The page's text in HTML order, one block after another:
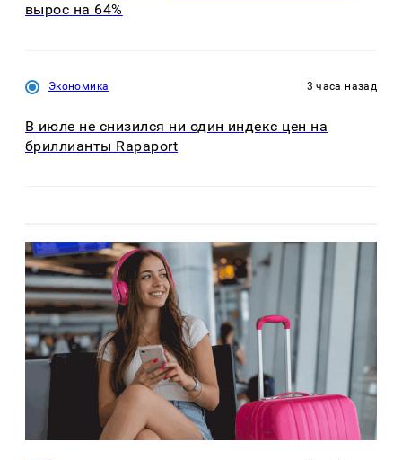
вырос на 64%
Экономика 3 часа назад
В июле не снизился ни один индекс цен на
бриллианты Rapaport